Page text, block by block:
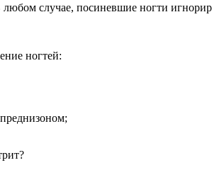
случае, посиневшие ногти
ногтей: